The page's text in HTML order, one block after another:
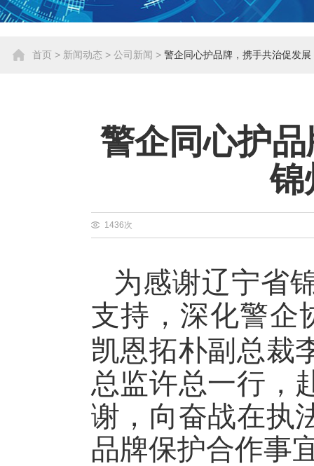
首页 > 新闻动态 > 公司新闻 > 警企同心护品牌，携手共治促发
警企同心护
锦
1436次
为感谢辽宁省
支持，深化警企
凯恩拓朴副总裁
总监许总一行，
谢，向奋战在执
品牌保护合作事